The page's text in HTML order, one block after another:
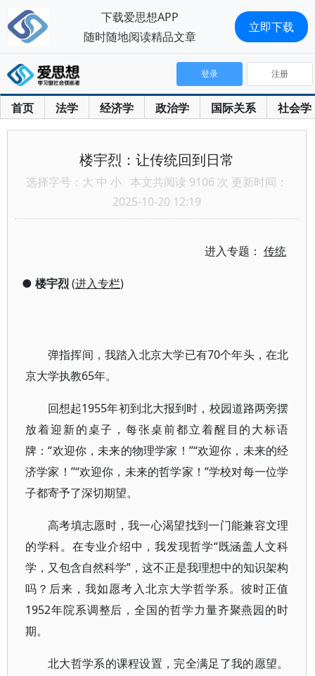
首页 法学 经济学 政治学 国际关系 社会学
登录 注册
楼宇烈：让传统回到日常
选择字号： 大 中 小 本文共阅读 9106 次 更新时间：
2025-10-20 12:19
进入专题：传统
● 楼宇烈(进入专栏)
弹指挥间，我踏入北京大学已有70个年头，在北
京大学执教65年。
回想起1955年初到北大报到时，校园道路两旁摆
放着迎新的桌子，每张桌前都立着醒目的大标语
牌：“欢迎你，未来的物理学家！”“欢迎你，未来的经
济学家！”“欢迎你，未来的哲学家！”学校对每一位学
子都寄予了深切期望。
高考填志愿时，我一心渴望找到一门能兼容文理
的学科。在专业介绍中，我发现哲学“既涵盖人文科
学，又包含自然科学”，这不正是我理想中的知识架构
吗？后来，我如愿考入北京大学哲学系。彼时正值
1952年院系调整后，全国的哲学力量齐聚燕园的时
期。
北大哲学系的课程设置，完全满足了我的愿望。
下载爱思想APP
随时随地阅读精品文章
立即下载